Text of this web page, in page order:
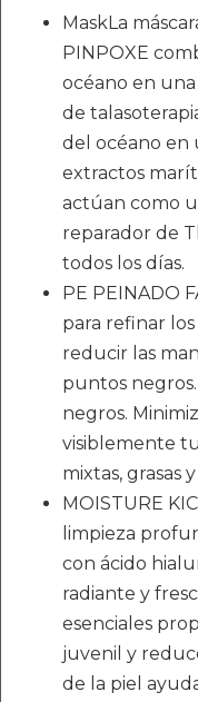
MaskLa
PINPOXE
océano en
de
del océano en
extractos
actúan como
reparador de
todos los días.
PE PEINADO
para refinar
reducir las
puntos
negros.
visiblemente
mixtas, grasas y
MOISTURE
limpieza
con ácido
radiante y
esenciales
juvenil y
de la piel